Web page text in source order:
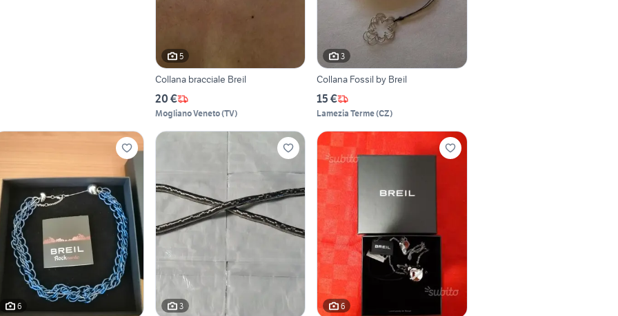
5
Collana bracciale Breil
20 €
Mogliano Veneto(TV)
3
Collana Fossil by Breil
15 €
Lamezia Terme(CZ)
6 3 6